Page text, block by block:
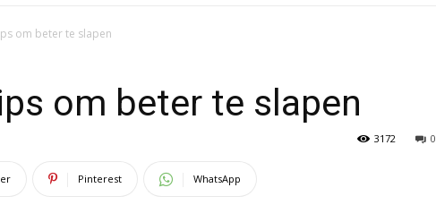
om beter te slapen
om beter te slapen
0
3172
Pinterest WhatsApp